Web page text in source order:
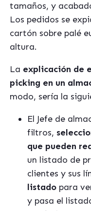
tamaños, y
Los pedidos se
cartón sobre palé
altura.
La explicación de
picking en un
modo, sería la
El Jefe de
filtros,
que pueden
un listado de
clientes y sus
listado para
y pasa el